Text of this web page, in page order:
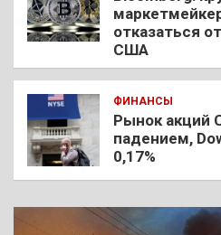
отказаться
США
ФИНАНСЫ
Рынок акций
падением,
0,17%